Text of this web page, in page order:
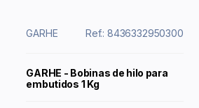
GARHE Ref.: 8436332950300
GARHE - Bobinas de hilo para
embutidos 1 Kg